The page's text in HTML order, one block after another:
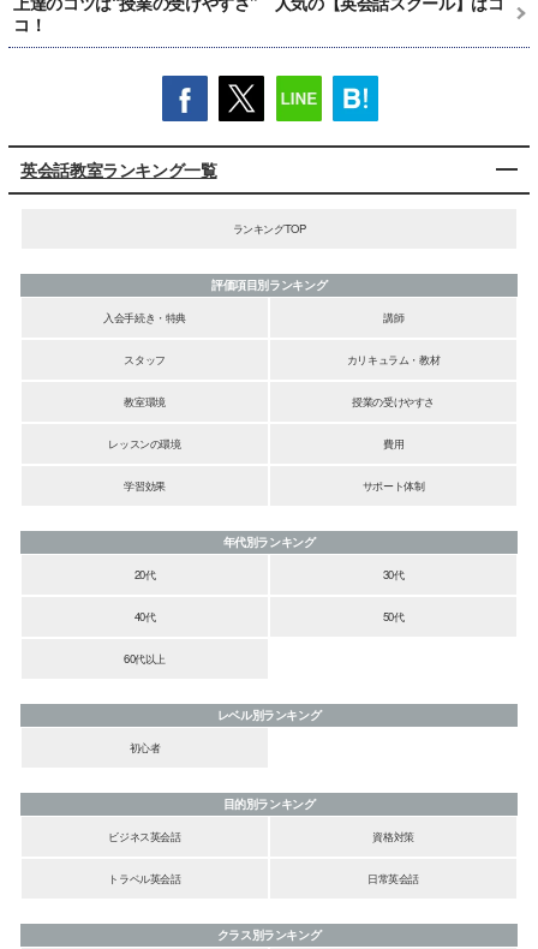
コ！
英会話教室ランキング一覧
ランキングTOP
評価項目別ランキング
入会手続き・特典
講師
スタッフ カリキュラム・教材
教室環境 授業の受けやすさ
レッスンの環境 費用
学習効果 サポート体制
年代別ランキング
20代
30代
40代 50代
60代以上
レベル別ランキング
初心者
目的別ランキング
ビジネス英会話
資格対策
トラベル英会話 日常英会話
クラス別ランキング